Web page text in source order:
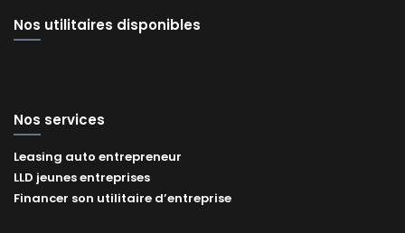
Nos utilitaires disponibles
Nos services
Leasing auto entrepreneur
LLD jeunes entreprises
Financer son utilitaire d’entreprise